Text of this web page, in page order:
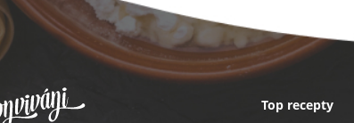
Top recepty